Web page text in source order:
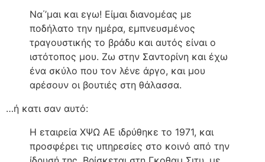
Να΄’μαι και εγω! Είμαι διανομέας με
ποδήλατο την ημέρα, εμπνευσμένος
τραγουστικής το βράδυ και αυτός είναι ο
ιστότοπος μου. Ζω στην Σαντορίνη και έχω
ένα σκύλο που τον λένε άργο, και μου
αρέσουν οι βουτιές στη θάλασσα.
…ή κατι σαν αυτό:
Η εταιρεία ΧΨΩ ΑΕ ιδρύθηκε το 1971, και
προσφέρει τις υπηρεσίες στο κοινό από την